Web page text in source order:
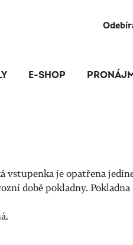
E-SHOP
vstupenka je opatřena
době pokladny.